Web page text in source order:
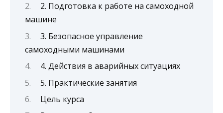
2. Подготовка к работе на самоходной
машине
3. Безопасное управление
самоходными машинами
4. Действия в аварийных ситуациях
5. Практические занятия
Цель курса